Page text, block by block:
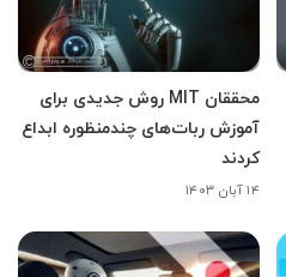
محققان MIT روش جدیدی برای
آموزش ربات‌های چندمنظوره ابداع
کردند
۱۴ آبان ۱۴۰۳